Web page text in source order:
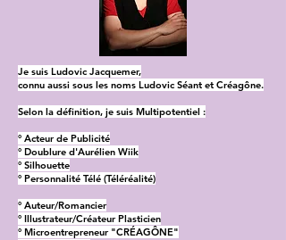
Je suis Ludovic Jacquemer,
connu aussi sous les noms Ludovic Séant et Créagône.
Selon la définition, je suis Multipotentiel :
° Acteur de Publicité
° Doublure d'Aurélien Wiik
° Silhouette
° Personnalité Télé (Téléréalité)
° Auteur/Romancier
° Illustrateur/Créateur Plasticien
° Microentrepreneur "CRÉAGÔNE"